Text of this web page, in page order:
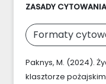
ZASADY CYTOWANIA
Formaty
Paknys, M. (2024).
klasztorze